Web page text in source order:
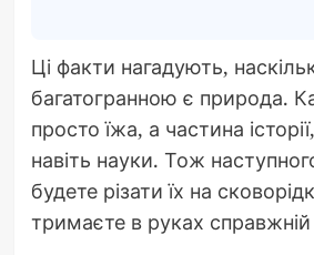
Ці факти нагадують,
багатогранною є природа.
просто їжа, а частина
навіть науки. Тож
будете різати їх на
тримаєте в руках